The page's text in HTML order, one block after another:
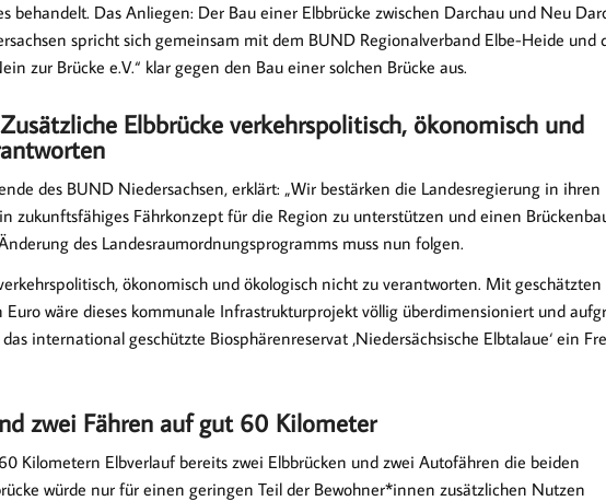
behandelt. Das Anliegen: Der Bau einer Elbbrücke zwischen Darchau und Neu
spricht sich gemeinsam mit dem BUND Regionalverband Elbe-Heide und
zur Brücke e.V.“ klar gegen den Bau einer solchen Brücke aus.
Elbbrücke verkehrspolitisch, ökonomisch und
des BUND Niedersachsen, erklärt: „Wir bestärken die Landesregierung in ihren
zukunftsfähiges Fährkonzept für die Region zu unterstützen und einen
des Landesraumordnungsprogramms muss nun folgen.
ökonomisch und ökologisch nicht zu verantworten. Mit geschätzten
wäre dieses kommunale Infrastrukturprojekt völlig überdimensioniert und
international geschützte Biosphärenreservat ‚Niedersächsische Elbtalaue‘ ein
zwei Fähren auf gut 60 Kilometer
Kilometern Elbverlauf bereits zwei Elbbrücken und zwei Autofähren die beiden
würde nur für einen geringen Teil der Bewohner*innen zusätzlichen Nutzen